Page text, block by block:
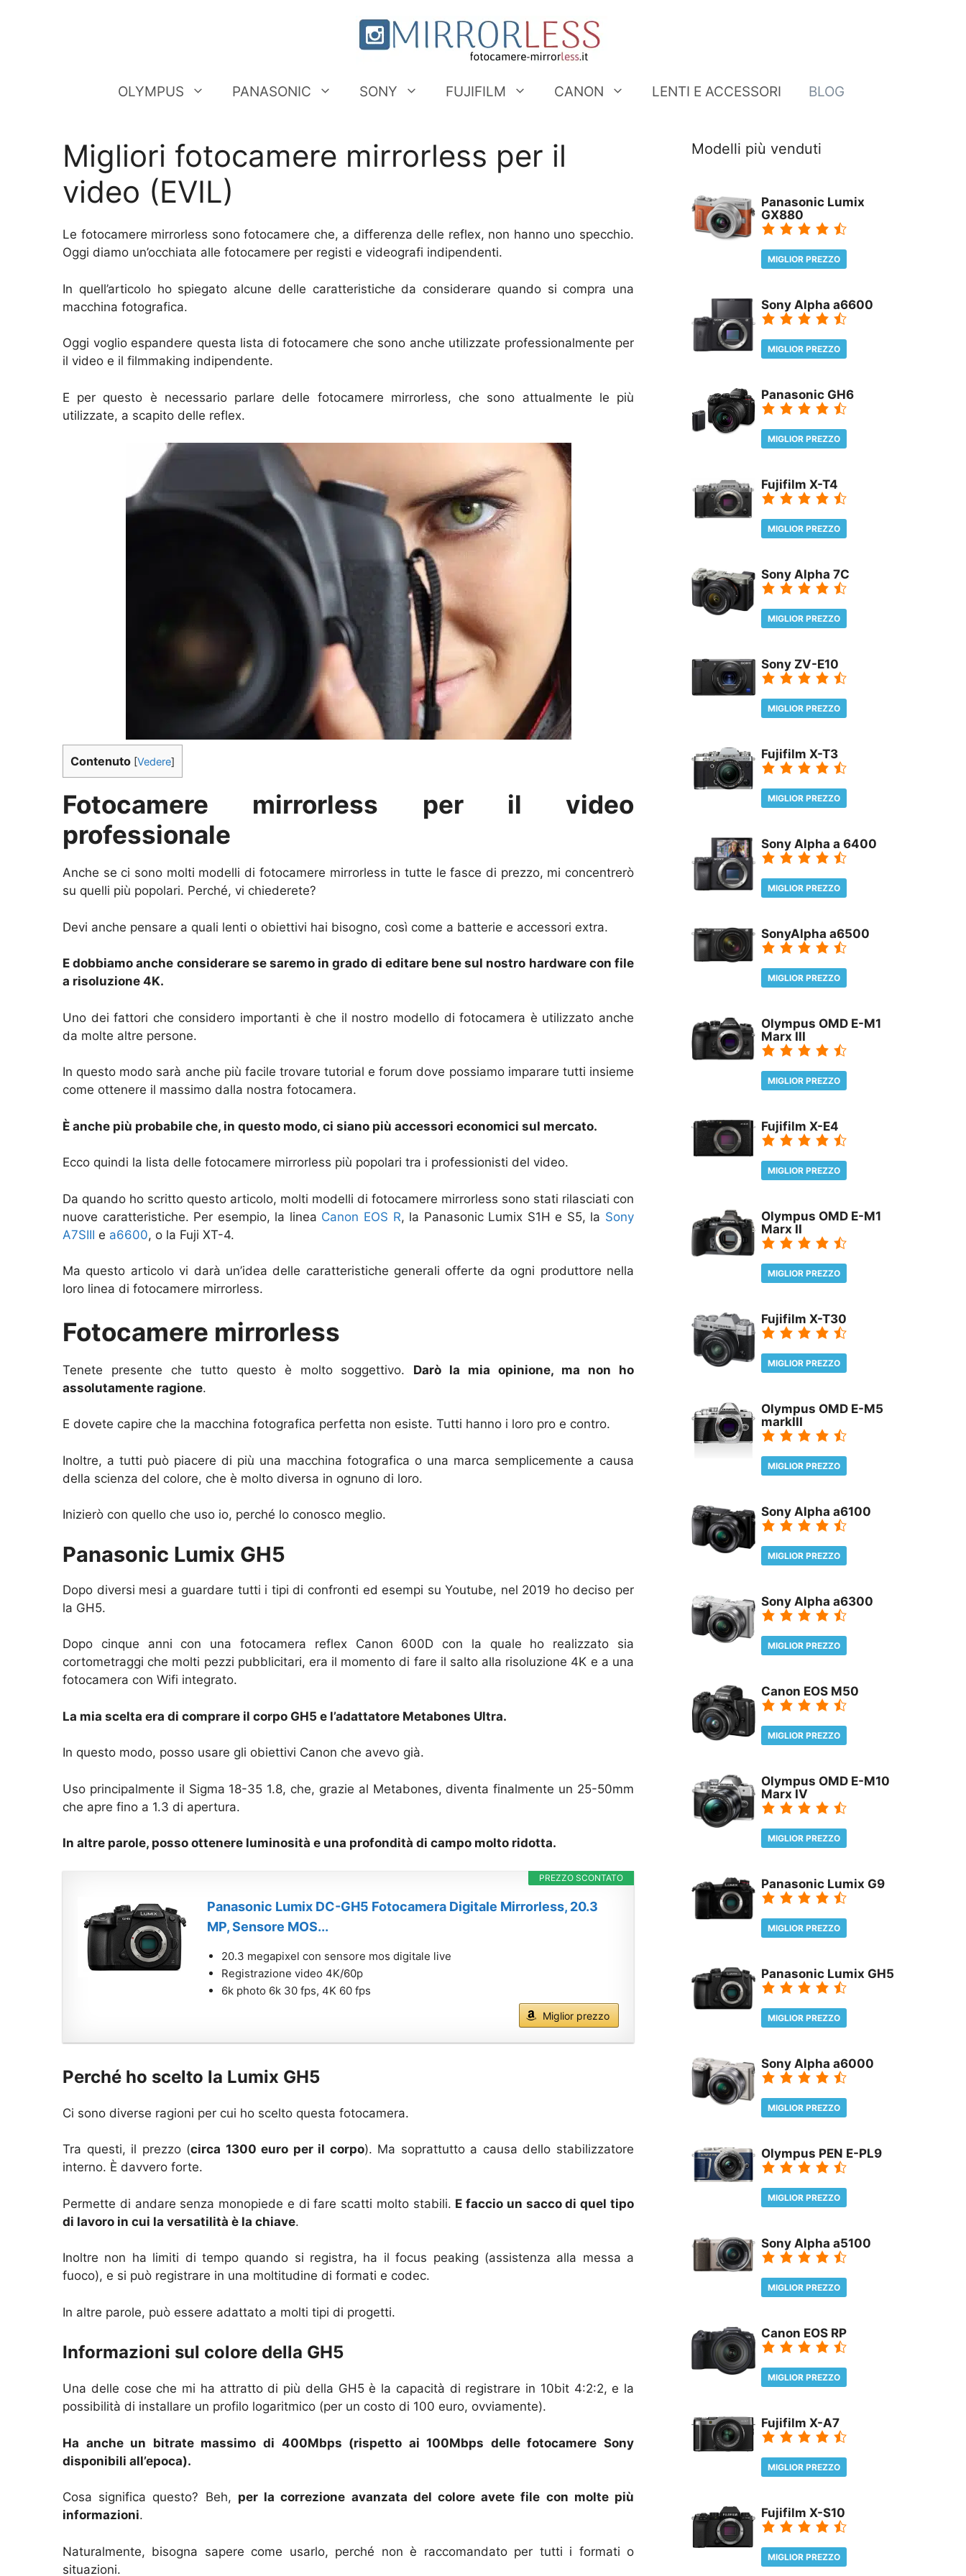
OLYMPUS PANASONIC SONY FUJIFILM CANON LENTI E ACCESSORI BLOG
Migliori fotocamere mirrorless per il
video (EVIL)
Le fotocamere mirrorless sono fotocamere che, a differenza delle reflex, non hanno uno specchio.
Oggi diamo un’occhiata alle fotocamere per registi e videografi indipendenti.
In quell’articolo ho spiegato alcune delle caratteristiche da considerare quando si compra una
macchina fotografica.
Oggi voglio espandere questa lista di fotocamere che sono anche utilizzate professionalmente per
il video e il filmmaking indipendente.
E per questo è necessario parlare delle fotocamere mirrorless, che sono attualmente le più
utilizzate, a scapito delle reflex.
Contenuto [Vedere]
Fotocamere mirrorless per il video
professionale
Anche se ci sono molti modelli di fotocamere mirrorless in tutte le fasce di prezzo, mi concentrerò
su quelli più popolari. Perché, vi chiederete?
Devi anche pensare a quali lenti o obiettivi hai bisogno, così come a batterie e accessori extra.
E dobbiamo anche considerare se saremo in grado di editare bene sul nostro hardware con file
a risoluzione 4K.
Uno dei fattori che considero importanti è che il nostro modello di fotocamera è utilizzato anche
da molte altre persone.
In questo modo sarà anche più facile trovare tutorial e forum dove possiamo imparare tutti insieme
come ottenere il massimo dalla nostra fotocamera.
È anche più probabile che, in questo modo, ci siano più accessori economici sul mercato.
Ecco quindi la lista delle fotocamere mirrorless più popolari tra i professionisti del video.
Da quando ho scritto questo articolo, molti modelli di fotocamere mirrorless sono stati rilasciati con
nuove caratteristiche. Per esempio, la linea Canon EOS R, la Panasonic Lumix S1H e S5, la Sony
A7SIII e a6600, o la Fuji XT-4.
Ma questo articolo vi darà un’idea delle caratteristiche generali offerte da ogni produttore nella
loro linea di fotocamere mirrorless.
Fotocamere mirrorless
Tenete presente che tutto questo è molto soggettivo. Darò la mia opinione, ma non ho
assolutamente ragione.
E dovete capire che la macchina fotografica perfetta non esiste. Tutti hanno i loro pro e contro.
Inoltre, a tutti può piacere di più una macchina fotografica o una marca semplicemente a causa
della scienza del colore, che è molto diversa in ognuno di loro.
Inizierò con quello che uso io, perché lo conosco meglio.
Panasonic Lumix GH5
Dopo diversi mesi a guardare tutti i tipi di confronti ed esempi su Youtube, nel 2019 ho deciso per
la GH5.
Dopo cinque anni con una fotocamera reflex Canon 600D con la quale ho realizzato sia
cortometraggi che molti pezzi pubblicitari, era il momento di fare il salto alla risoluzione 4K e a una
fotocamera con Wifi integrato.
La mia scelta era di comprare il corpo GH5 e l’adattatore Metabones Ultra.
In questo modo, posso usare gli obiettivi Canon che avevo già.
Uso principalmente il Sigma 18-35 1.8, che, grazie al Metabones, diventa finalmente un 25-50mm
che apre fino a 1.3 di apertura.
In altre parole, posso ottenere luminosità e una profondità di campo molto ridotta.
PREZZO SCONTATO
Panasonic Lumix DC-GH5 Fotocamera Digitale Mirrorless, 20.3
MP, Sensore MOS...
20.3 megapixel con sensore mos digitale live
Registrazione video 4K/60p
6k photo 6k 30 fps, 4K 60 fps
Miglior prezzo
Perché ho scelto la Lumix GH5
Ci sono diverse ragioni per cui ho scelto questa fotocamera.
Tra questi, il prezzo (circa 1300 euro per il corpo). Ma soprattutto a causa dello stabilizzatore
interno. È davvero forte.
Permette di andare senza monopiede e di fare scatti molto stabili. E faccio un sacco di quel tipo
di lavoro in cui la versatilità è la chiave.
Inoltre non ha limiti di tempo quando si registra, ha il focus peaking (assistenza alla messa a
fuoco), e si può registrare in una moltitudine di formati e codec.
In altre parole, può essere adattato a molti tipi di progetti.
Informazioni sul colore della GH5
Una delle cose che mi ha attratto di più della GH5 è la capacità di registrare in 10bit 4:2:2, e la
possibilità di installare un profilo logaritmico (per un costo di 100 euro, ovviamente).
Ha anche un bitrate massimo di 400Mbps (rispetto ai 100Mbps delle fotocamere Sony
disponibili all’epoca).
Cosa significa questo? Beh, per la correzione avanzata del colore avete file con molte più
informazioni.
Naturalmente, bisogna sapere come usarlo, perché non è raccomandato per tutti i formati o
situazioni.
Modelli più venduti
Panasonic Lumix
GX880
MIGLIOR PREZZO
Sony Alpha a6600
MIGLIOR PREZZO
Panasonic GH6
MIGLIOR PREZZO
Fujifilm X-T4
MIGLIOR PREZZO
Sony Alpha 7C
MIGLIOR PREZZO
Sony ZV-E10
MIGLIOR PREZZO
Fujifilm X-T3
MIGLIOR PREZZO
Sony Alpha a 6400
MIGLIOR PREZZO
SonyAlpha a6500
MIGLIOR PREZZO
Olympus OMD E-M1
Marx III
MIGLIOR PREZZO
Fujifilm X-E4
MIGLIOR PREZZO
Olympus OMD E-M1
Marx II
MIGLIOR PREZZO
Fujifilm X-T30
MIGLIOR PREZZO
Olympus OMD E-M5
markIII
MIGLIOR PREZZO
Sony Alpha a6100
MIGLIOR PREZZO
Sony Alpha a6300
MIGLIOR PREZZO
Canon EOS M50
MIGLIOR PREZZO
Olympus OMD E-M10
Marx IV
MIGLIOR PREZZO
Panasonic Lumix G9
MIGLIOR PREZZO
Panasonic Lumix GH5
MIGLIOR PREZZO
Sony Alpha a6000
MIGLIOR PREZZO
Olympus PEN E-PL9
MIGLIOR PREZZO
Sony Alpha a5100
MIGLIOR PREZZO
Canon EOS RP
MIGLIOR PREZZO
Fujifilm X-A7
MIGLIOR PREZZO
Fujifilm X-S10
MIGLIOR PREZZO